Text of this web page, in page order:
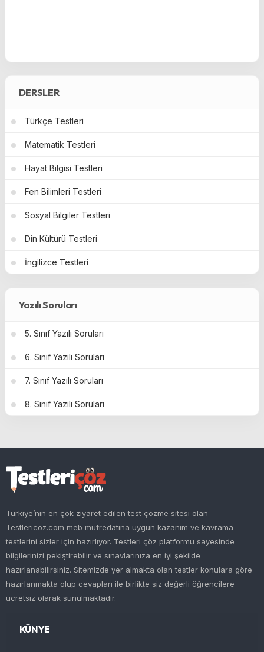
DERSLER
Türkçe Testleri
Matematik Testleri
Hayat Bilgisi Testleri
Fen Bilimleri Testleri
Sosyal Bilgiler Testleri
Din Kültürü Testleri
İngilizce Testleri
Yazılı Soruları
5. Sınıf Yazılı Soruları
6. Sınıf Yazılı Soruları
7. Sınıf Yazılı Soruları
8. Sınıf Yazılı Soruları
Türkiye’nin en çok ziyaret edilen test çözme sitesi olan
Testlericoz.com meb müfredatına uygun kazanım ve kavrama
testlerini sizler için hazırlıyor. Testleri çöz platformu sayesinde
bilgilerinizi pekiştirebilir ve sınavlarınıza en iyi şekilde
hazırlanabilirsiniz. Sitemizde yer almakta olan testler konulara göre
hazırlanmakta olup cevapları ile birlikte siz değerli öğrencilere
ücretsiz olarak sunulmaktadır.
KÜNYE